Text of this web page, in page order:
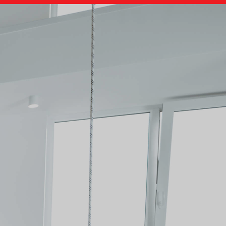
Doradca GoodSpot